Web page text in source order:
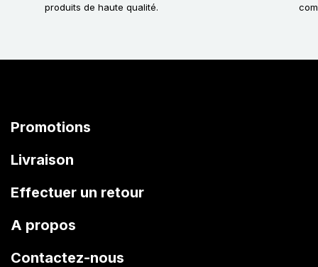
produits de haute qualité.
Promotions
Livraison
Effectuer un retour
A propos
Contactez-nous